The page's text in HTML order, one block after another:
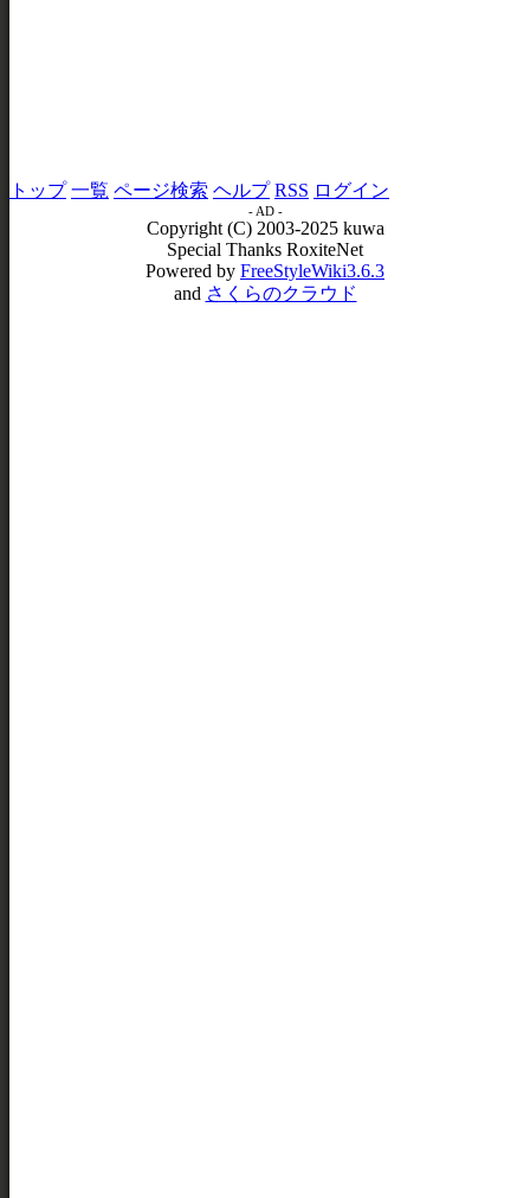
トップ 一覧 ページ検索 ヘルプ RSS ログイン
- AD -
Copyright (C) 2003-2025 kuwa
Special Thanks RoxiteNet
Powered by FreeStyleWiki3.6.3
and さくらのクラウド